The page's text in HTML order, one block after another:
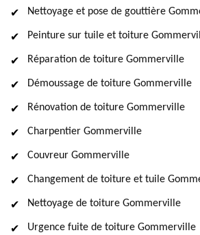
Nettoyage et pose de gouttière
Peinture sur tuile et toiture
Réparation de toiture Gommerville
Démoussage de toiture Gommerville
Rénovation de toiture Gommerville
Charpentier Gommerville
Couvreur Gommerville
Changement de toiture et tuile
Nettoyage de toiture Gommerville
Urgence fuite de toiture Gommerville